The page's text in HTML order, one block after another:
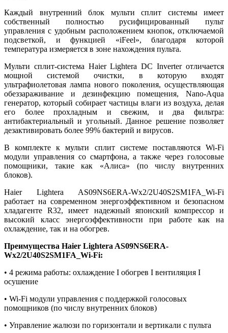
Каждый внутренний блок мульти сплит системы имеет
собственный полностью русифицированный пульт
управления с удобным расположением кнопок, отключаемой
подсветкой, и функцией «iFeel», благодаря которой
температура измеряется в зоне нахождения пульта.
Мульти сплит-система Haier Lightera DC Inverter отличается
мощной системой очистки, в которую входят
ультрафиолетовая лампа нового поколения, осуществляющая
обеззараживание и дезинфекцию помещения, Nano-Aqua
генератор, который собирает частицы влаги из воздуха, делая
его более прохладным и свежим, и два фильтра:
антибактериальный и угольный. Данное решение позволяет
дезактивировать более 99% бактерий и вирусов.
В комплекте к мульти сплит системе поставляются Wi-Fi
модули управления со смартфона, а также через голосовые
помощники, такие как «Алиса» (по числу внутренних
блоков).
Haier Lightera AS09NS6ERA-Wх2/2U40S2SM1FA_Wi-Fi
работает на современном энергоэффективном и безопасном
хладагенте R32, имеет надежный японский компрессор и
высокий класс энергоэффективности при работе как на
охлаждение, так и на обогрев.
Преимущества Haier Lightera AS09NS6ERA-
Wх2/2U40S2SM1FA_Wi-Fi:
• 4 режима работы: охлаждение I обогрев I вентиляция I
осушение
• Wi-Fi модули управления с поддержкой голосовых
помощников (по числу внутренних блоков)
• Управление жалюзи по горизонтали и вертикали с пульта